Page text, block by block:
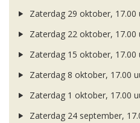
Zaterdag 29 oktober, 17.00
Zaterdag 22 oktober, 17.00
Zaterdag 15 oktober, 17.00
Zaterdag 8 oktober, 17.00
Zaterdag 1 oktober, 17.00
Zaterdag 24 september,